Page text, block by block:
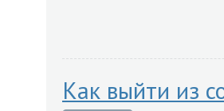
Как выйти из